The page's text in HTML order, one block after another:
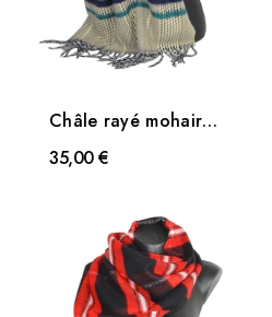
Châle rayé mohair
violet-bleu
35,00 €